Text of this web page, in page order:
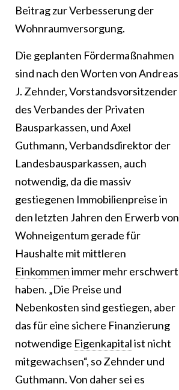
Beitrag zur Verbesserung der
Wohnraumversorgung.
Die geplanten Fördermaßnahmen
sind nach den Worten von Andreas
J. Zehnder, Vorstandsvorsitzender
des Verbandes der Privaten
Bausparkassen, und Axel
Guthmann, Verbandsdirektor der
Landesbausparkassen, auch
notwendig, da die massiv
gestiegenen Immobilienpreise in
den letzten Jahren den Erwerb von
Wohneigentum gerade für
Haushalte mit mittleren
Einkommenimmer mehr erschwert
haben. „Die Preise und
Nebenkosten sind gestiegen, aber
das für eine sichere Finanzierung
notwendige Eigenkapitalist nicht
mitgewachsen“, so Zehnder und
Guthmann. Von daher sei es